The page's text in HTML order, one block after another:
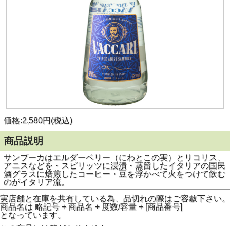
価格:2,580円(税込)
商品説明
サンブーカはエルダーベリー（にわとこの実）とリコリス、
アニスなどを・スピリッツに浸漬・蒸留したイタリアの国民
酒グラスに焙煎したコーヒー・豆を浮かべて火をつけて飲む
のがイタリア流。
実店舗と在庫を共有している為、品切れの際はご容赦下さい。
商品名は 略記号 + 商品名 + 度数/容量 + [商品番号]
となっています。